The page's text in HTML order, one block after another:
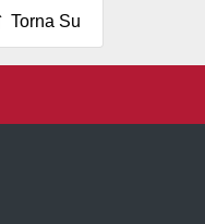
Torna Su